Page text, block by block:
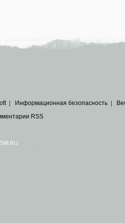
| Информационная безопасность
RSS